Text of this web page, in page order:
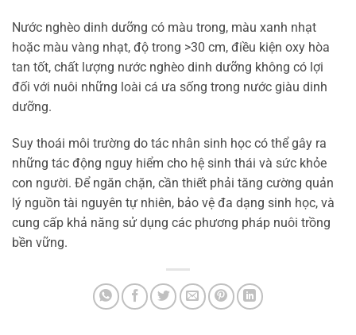
Nước nghèo dinh dưỡng có màu trong, màu xanh nhạt
hoặc màu vàng nhạt, độ trong >30 cm, điều kiện oxy hòa
tan tốt, chất lượng nước nghèo dinh dưỡng không có lợi
đối với nuôi những loài cá ưa sống trong nước giàu dinh
dưỡng.
Suy thoái môi trường do tác nhân sinh học có thể gây ra
những tác động nguy hiểm cho hệ sinh thái và sức khỏe
con người. Để ngăn chặn, cần thiết phải tăng cường quản
lý nguồn tài nguyên tự nhiên, bảo vệ đa dạng sinh học, và
cung cấp khả năng sử dụng các phương pháp nuôi trồng
bền vững.